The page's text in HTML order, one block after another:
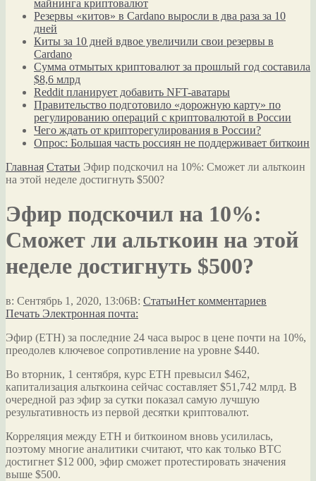
майнинга криптовалют
Резервы «китов» в Cardano выросли в два раза за 10
дней
Киты за 10 дней вдвое увеличили свои резервы в
Cardano
Сумма отмытых криптовалют за прошлый год составила
$8,6 млрд
Reddit планирует добавить NFT-аватары
Правительство подготовило «дорожную карту» по
регулированию операций с криптовалютой в России
Чего ждать от крипторегулирования в России?
Опрос: Большая часть россиян не поддерживает биткоин
Главная Статьи Эфир подскочил на 10%: Сможет ли альткоин
на этой неделе достигнуть $500?
Эфир подскочил на 10%:
Сможет ли альткоин на этой
неделе достигнуть $500?
в: Сентябрь 1, 2020, 13:06В: СтатьиНет комментариев
Печать Электронная почта:
Эфир (ETH) за последние 24 часа вырос в цене почти на 10%,
преодолев ключевое сопротивление на уровне $440.
Во вторник, 1 сентября, курс ETH превысил $462,
капитализация альткоина сейчас составляет $51,742 млрд. В
очередной раз эфир за сутки показал самую лучшую
результативность из первой десятки криптовалют.
Корреляция между ETH и биткоином вновь усилилась,
поэтому многие аналитики считают, что как только BTC
достигнет $12 000, эфир сможет протестировать значения
выше $500.